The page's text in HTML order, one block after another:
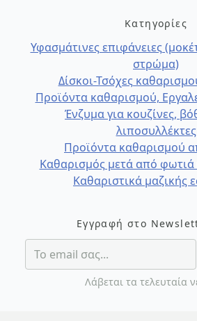
Κατηγορίες
Υφασμάτινες επιφάνειες
στρώμα)
Δίσκοι-Τσόχες
Προϊόντα καθαρισμού,
Ένζυμα για κουζίνες,
λιποσυλλέκτες
Προϊόντα καθαρισμού
Καθαρισμός μετά από
Καθαριστικά μαζικής
Εγγραφή στο
Λάβεται τα τελευταία